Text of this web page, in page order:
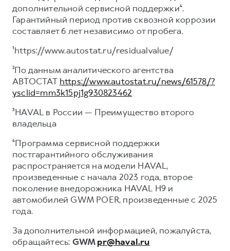
дополнительной сервисной поддержки⁴.
Гарантийный период против сквозной коррозии
составляет 6 лет независимо от пробега.
¹https://www.autostat.ru/residualvalue/
²По данным аналитического агентства
АВТОСТАТ https://www.autostat.ru/news/61578/?
ysclid=mm3k15pj1g930823462
³HAVAL в России — Преимущество второго
владельца
⁴Программа сервисной поддержки
постгарантийного обслуживания
распространяется на модели HAVAL,
произведенные с начала 2023 года, второе
поколение внедорожника HAVAL H9 и
автомобилей GWM POER, произведенные с 2025
года.
За дополнительной информацией, пожалуйста,
обращайтесь: GWMpr@haval.ru